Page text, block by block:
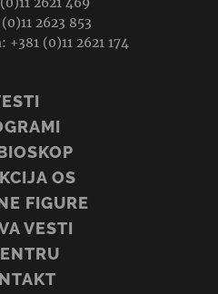
2623 853
(0)11 2621 174
OS
FIGURE
VESTI